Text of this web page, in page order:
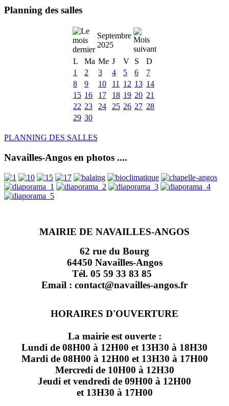
Planning des salles
Septembre
2025
L
Ma Me J V S
D
1
2 3 4 5 6
7
8
9 10 11 12 13 14
15 16 17 18 19 20 21
22 23 24 25 26 27 28
29 30
PLANNING DES SALLES
Navailles-Angos en photos ....
MAIRIE DE NAVAILLES-ANGOS
62 rue du Bourg
64450 Navailles-Angos
Tél. 05 59 33 83 85
Email : contact@navailles-angos.fr
HORAIRES D'OUVERTURE
La mairie est ouverte :
Lundi de 08H00 à 12H00 et 13H30 à 18H30
Mardi de 08H00 à 12H00 et 13H30 à 17H00
Mercredi de 10H00 à 12H30
Jeudi et vendredi de 09H00 à 12H00
et 13H30 à 17H00